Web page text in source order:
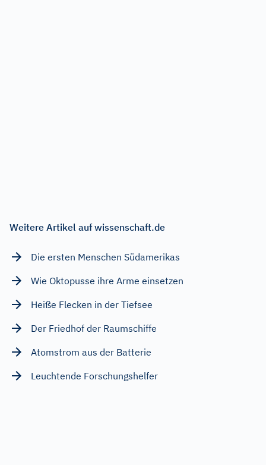
Weitere Artikel auf wissenschaft.de
Die ersten Menschen Südamerikas
Wie Oktopusse ihre Arme einsetzen
Heiße Flecken in der Tiefsee
Der Friedhof der Raumschiffe
Atomstrom aus der Batterie
Leuchtende Forschungshelfer